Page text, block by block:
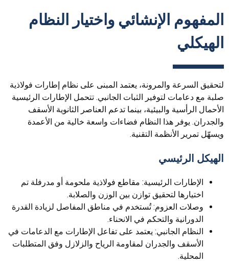
المفهوم الإنشائي واختيار النظام
الهيكلي
لتحقيق السرعة والمرونة، يعتمد المبنى على نظام إطارات فولاذية
صلبة مع دعامات لتوفير الثبات الجانبي. تتحمل الإطارات الرئيسية
الأحمال الرأسية والبيئية، بينما تدعم العناصر الثانوية الأسقف
والجدران. يوفر هذا النظام فضاءات واسعة خالية من الأعمدة
ويسهّل تمرير الأنظمة التقنية.
الهيكل الرئيسي
الإطارات الرئيسية: مقاطع فولاذية ملحومة أو مدرفلة تم
اختيارها لتحقيق توازن بين الوزن والصلابة.
وصلات العزوم: تُستخدم في مناطق المفاصل لزيادة القدرة
الدورانية والتحكم في الانحناء.
النظام الجانبي: يعتمد على تفاعل الإطارات مع الدعامات في
الأسقف والجدران لمقاومة الرياح والزلازل وفق المتطلبات
المحلية.